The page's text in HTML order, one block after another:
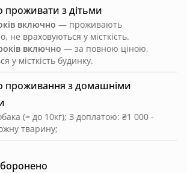
проживання з домашніми
(≈ до 10кг); З доплатою: ₴1 000 -
тварину;
проживати з дітьми
включно — проживають
не враховуються у місткість.
включно — за повною ціною,
у місткість будинку.